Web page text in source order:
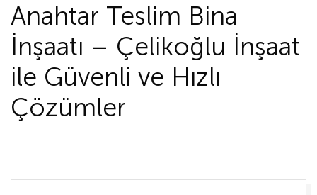
Anahtar Teslim Bina
İnşaatı – Çelikoğlu İnşaat
ile Güvenli ve Hızlı
Çözümler